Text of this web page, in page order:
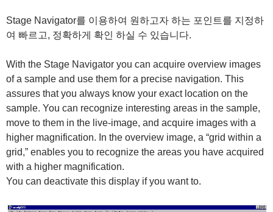
Stage Navigator를 이용하여 원하고자 하는 포인트를 지정하
여 빠르고, 정확하게 확인 하실 수 있습니다.
With the Stage Navigator you can acquire overview images
of a sample and use them for a precise navigation. This
assures that you always know your exact location on the
sample. You can recognize interesting areas in the sample,
move to them in the live-image, and acquire images with a
higher magnification. In the overview image, a “grid within a
grid,” enables you to recognize the areas you have acquired
with a higher magnification.
You can deactivate this display if you want to.